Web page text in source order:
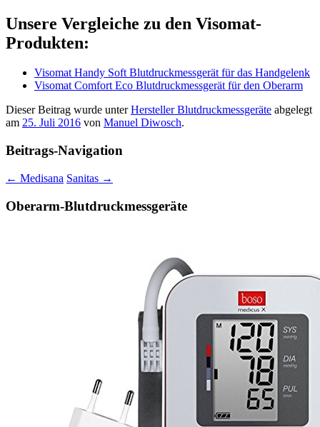
Unsere Vergleiche zu den Visomat-
Produkten:
Visomat Handy Soft Blutdruckmessgerät für das Handgelenk
Visomat Comfort Eco Blutdruckmessgerät für den Oberarm
Dieser Beitrag wurde unterHersteller Blutdruckmessgeräte abgelegt
am 25. Juli 2016 von Manuel Diwosch.
Beitrags-Navigation
← Medisana Sanitas →
Oberarm-Blutdruckmessgeräte